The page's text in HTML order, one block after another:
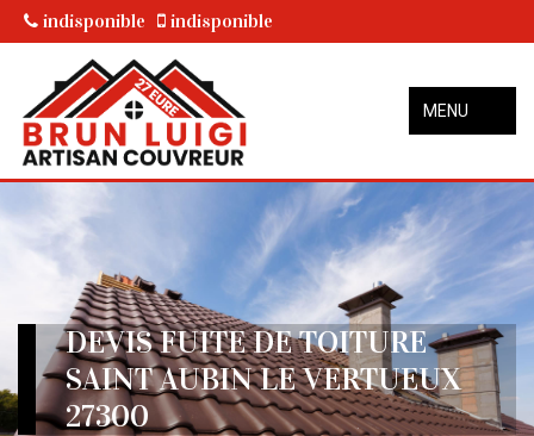
indisponible indisponible
MENU
DEVIS FUITE DE TOITURE
SAINT AUBIN LE VERTUEUX
27300